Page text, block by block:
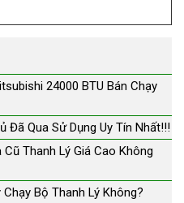
24000 BTU Bán Chạy
Đã Qua Sử Dụng Uy Tín Nhất!!!
Thanh Lý Giá Cao Không
Bộ Thanh Lý Không?